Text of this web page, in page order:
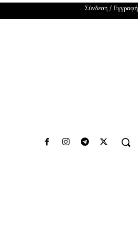
Σύνδεση / Εγγραφή